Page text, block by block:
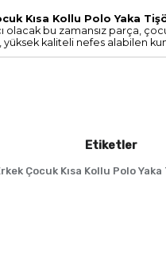
Kısa Kollu Polo Yaka
bu zamansız parça,
kaliteli nefes alabilen
Etiketler
Çocuk Kısa Kollu Polo